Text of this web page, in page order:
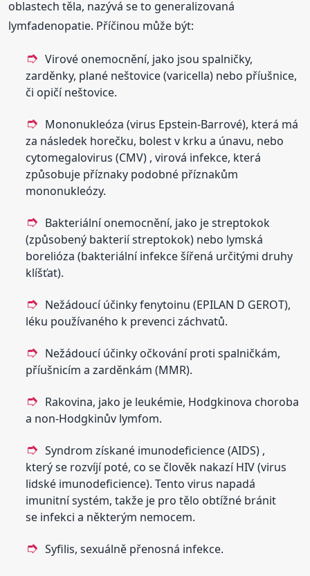
oblastech těla, nazývá se to generalizovaná
lymfadenopatie. Příčinou může být:
Virové onemocnění, jako jsou spalničky,
zarděnky, plané neštovice (varicella) nebo příušnice,
či opičí neštovice.
Mononukleóza (virus Epstein-Barrové), která má
za následek horečku, bolest v krku a únavu, nebo
cytomegalovirus (CMV) , virová infekce, která
způsobuje příznaky podobné příznakům
mononukleózy.
Bakteriální onemocnění, jako je streptokok
(způsobený bakterií streptokok) nebo lymská
borelióza (bakteriální infekce šířená určitými druhy
klíšťat).
Nežádoucí účinky fenytoinu (EPILAN D GEROT),
léku používaného k prevenci záchvatů.
Nežádoucí účinky očkování proti spalničkám,
příušnicím a zarděnkám (MMR).
Rakovina, jako je leukémie, Hodgkinova choroba
a non-Hodgkinův lymfom.
Syndrom získané imunodeficience (AIDS) ,
který se rozvíjí poté, co se člověk nakazí HIV (virus
lidské imunodeficience). Tento virus napadá
imunitní systém, takže je pro tělo obtížné bránit
se infekci a některým nemocem.
Syfilis, sexuálně přenosná infekce.